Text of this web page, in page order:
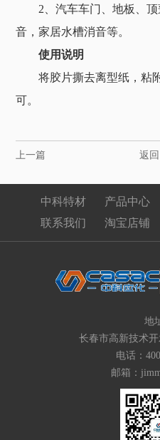
2、汽车车门、地板、顶
音，家居水槽消音等。
使用说明
将胶片撕去离型纸，粘附
可。
上一篇 返
中科特材 产品中心
联系我们
淘宝店铺
地
长春市高新技术
电话：
邮箱：